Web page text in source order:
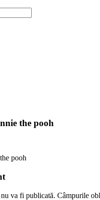
the pooh
pooh
va fi publicată. Câmpurile